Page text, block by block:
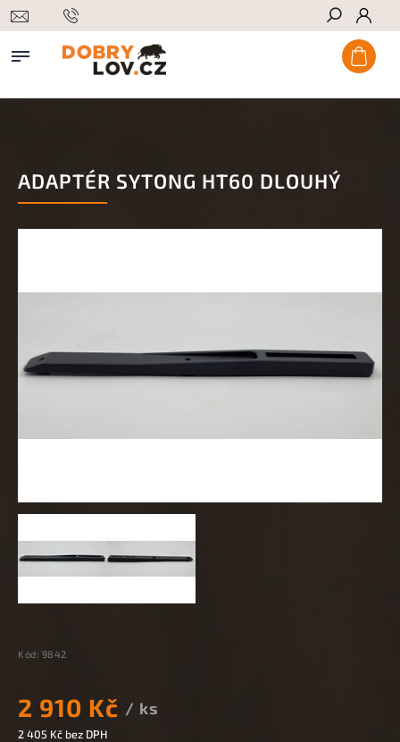
Hledat
ADAPTÉR SYTONG HT60 DLOUHÝ
Kód: 9842
2 910 Kč / ks
2 405 Kč bez DPH